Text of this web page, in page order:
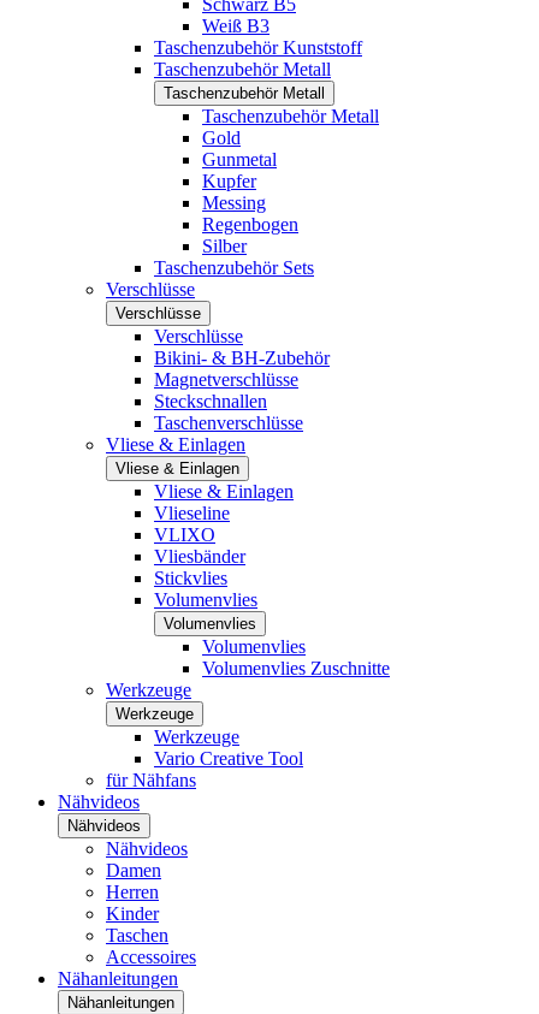
Schwarz B5
Weiß B3
Taschenzubehör Kunststoff
Taschenzubehör Metall
Taschenzubehör Metall
Taschenzubehör Metall
Gold
Gunmetal
Kupfer
Messing
Regenbogen
Silber
Taschenzubehör Sets
Verschlüsse
Verschlüsse
Verschlüsse
Bikini- & BH-Zubehör
Magnetverschlüsse
Steckschnallen
Taschenverschlüsse
Vliese & Einlagen
Vliese & Einlagen
Vliese & Einlagen
Vlieseline
VLIXO
Vliesbänder
Stickvlies
Volumenvlies
Volumenvlies
Volumenvlies
Volumenvlies Zuschnitte
Werkzeuge
Werkzeuge
Werkzeuge
Vario Creative Tool
für Nähfans
Nähvideos
Nähvideos
Nähvideos
Damen
Herren
Kinder
Taschen
Accessoires
Nähanleitungen
Nähanleitungen